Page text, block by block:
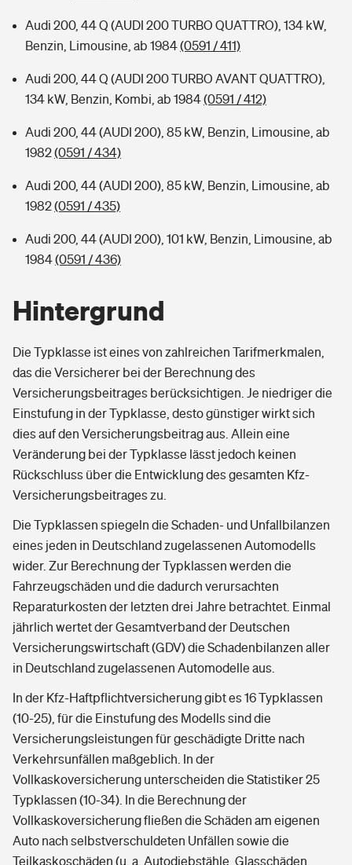
Audi 200, 44 Q (AUDI 200 TURBO QUATTRO), 134 kW,
Benzin, Limousine, ab 1984(0591 / 411)
Audi 200, 44 Q (AUDI 200 TURBO AVANT QUATTRO),
134 kW, Benzin, Kombi, ab 1984(0591 / 412)
Audi 200, 44 (AUDI 200), 85 kW, Benzin, Limousine, ab
1982(0591 / 434)
Audi 200, 44 (AUDI 200), 85 kW, Benzin, Limousine, ab
1982(0591 / 435)
Audi 200, 44 (AUDI 200), 101 kW, Benzin, Limousine, ab
1984(0591 / 436)
Hintergrund
Die Typklasse ist eines von zahlreichen Tarifmerkmalen,
das die Versicherer bei der Berechnung des
Versicherungsbeitrages berücksichtigen. Je niedriger die
Einstufung in der Typklasse, desto günstiger wirkt sich
dies auf den Versicherungsbeitrag aus. Allein eine
Veränderung bei der Typklasse lässt jedoch keinen
Rückschluss über die Entwicklung des gesamten Kfz-
Versicherungsbeitrages zu.
Die Typklassen spiegeln die Schaden- und Unfallbilanzen
eines jeden in Deutschland zugelassenen Automodells
wider. Zur Berechnung der Typklassen werden die
Fahrzeugschäden und die dadurch verursachten
Reparaturkosten der letzten drei Jahre betrachtet. Einmal
jährlich wertet der Gesamtverband der Deutschen
Versicherungswirtschaft (GDV) die Schadenbilanzen aller
in Deutschland zugelassenen Automodelle aus.
In der Kfz-Haftpflichtversicherung gibt es 16 Typklassen
(10-25), für die Einstufung des Modells sind die
Versicherungsleistungen für geschädigte Dritte nach
Verkehrsunfällen maßgeblich. In der
Vollkaskoversicherung unterscheiden die Statistiker 25
Typklassen (10-34). In die Berechnung der
Vollkaskoversicherung fließen die Schäden am eigenen
Auto nach selbstverschuldeten Unfällen sowie die
Teilkaskoschäden (u. a. Autodiebstähle, Glasschäden,